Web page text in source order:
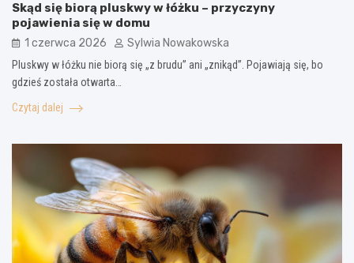
Skąd się biorą pluskwy w łóżku – przyczyny
pojawienia się w domu
1 czerwca 2026 Sylwia Nowakowska
Pluskwy w łóżku nie biorą się „z brudu” ani „znikąd”. Pojawiają się, bo
gdzieś została otwarta…
Czytaj dalej